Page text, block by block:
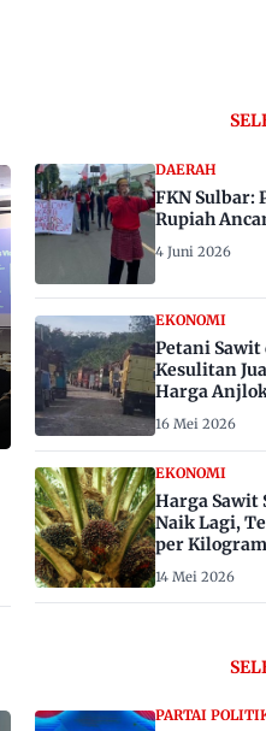
DAERAH
FKN Sulbar:
Rupiah
4 Juni 2026
EKONOMI
Petani Sawit
Kesulitan
Harga
Berhari-hari
16 Mei 2026
EKONOMI
Harga Sawit
Naik Lagi,
per Kilogram
14 Mei 2026
PARTAI